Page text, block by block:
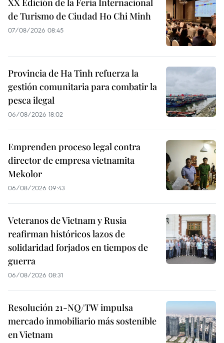
XX Edición de la Feria Internacional
de Turismo de Ciudad Ho Chi Minh
07/08/2026 08:45
Provincia de Ha Tinh refuerza la
gestión comunitaria para combatir la
pesca ilegal
06/08/2026 18:02
Emprenden proceso legal contra
director de empresa vietnamita
Mekolor
06/08/2026 09:43
Veteranos de Vietnam y Rusia
reafirman históricos lazos de
solidaridad forjados en tiempos de
guerra
06/08/2026 08:31
Resolución 21-NQ/TW impulsa
mercado inmobiliario más sostenible
en Vietnam